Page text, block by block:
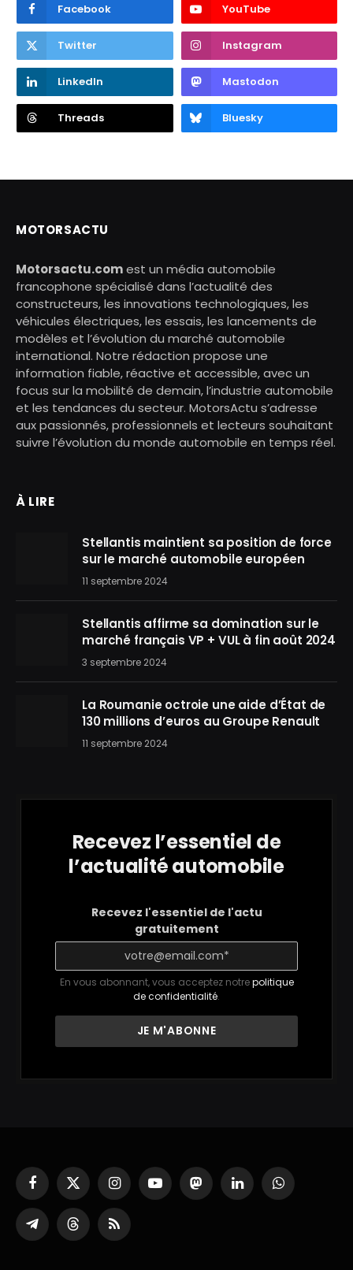
Facebook YouTube
Twitter Instagram
LinkedIn Mastodon
Threads Bluesky
MOTORSACTU
Motorsactu.comest un média automobile
francophone spécialisé dans l’actualité des
constructeurs, les innovations technologiques, les
véhicules électriques, les essais, les lancements de
modèles et l’évolution du marché automobile
international. Notre rédaction propose une
information fiable, réactive et accessible, avec un
focus sur la mobilité de demain, l’industrie automobile
et les tendances du secteur. MotorsActu s’adresse
aux passionnés, professionnels et lecteurs souhaitant
suivre l’évolution du monde automobile en temps réel.
À LIRE
Stellantis maintient sa position de force
sur le marché automobile européen
11 septembre 2024
Stellantis affirme sa domination sur le
marché français VP + VUL à fin août 2024
3 septembre 2024
La Roumanie octroie une aide d’État de
130 millions d’euros au Groupe Renault
11 septembre 2024
Recevez l’essentiel de
l’actualité automobile
Recevez l'essentiel de l'actu
gratuitement
En vous abonnant, vous acceptez notrepolitique
de confidentialité.
Facebook
X
(Twitter)
InstagramYouTubeMastodonLinkedInWhatsApp
Partager
sur
ThreadsRSS